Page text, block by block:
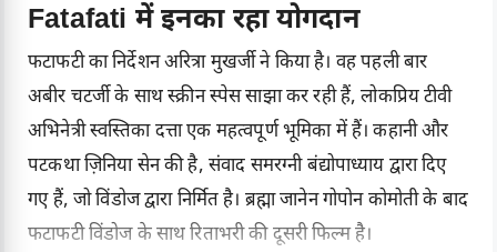
Fatafati में इनका रहा योगदान
फटाफटी का निर्देशन अरित्रा मुखर्जी ने किया है। वह पहली बार
अबीर चटर्जी के साथ स्क्रीन स्पेस साझा कर रही हैं, लोकप्रिय टीवी
अभिनेत्री स्वस्तिका दत्ता एक महत्वपूर्ण भूमिका में हैं। कहानी और
पटकथा ज़िनिया सेन की है, संवाद समरग्नी बंद्योपाध्याय द्वारा दिए
गए हैं, जो विंडोज द्वारा निर्मित है। ब्रह्मा जानेन गोपोन कोमोती के बाद
फटाफटी विंडोज के साथ रिताभरी की दूसरी फिल्म है।